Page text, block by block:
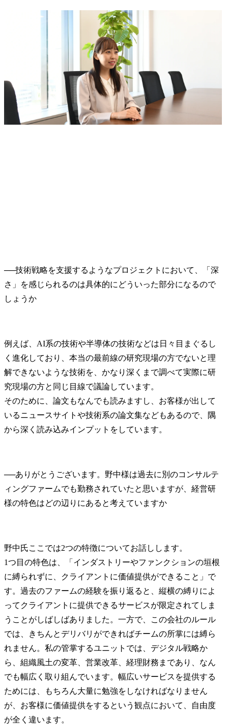
──技術戦略を支援するようなプロジェクトにおいて、「深
さ」を感じられるのは具体的にどういった部分になるので
例えば、AI系の技術や半導体の技術などは日々目まぐるし
く進化しており、本当の最前線の研究現場の方でないと理
解できないような技術を、かなり深くまで調べて実際に研
究現場の方と同じ目線で議論しています。
そのために、論文もなんでも読みますし、お客様が出して
いるニュースサイトや技術系の論文集などもあるので、隅
から深く読み込みインプットをしています。
──ありがとうございます。野中様は過去に別のコンサルテ
ィングファームでも勤務されていたと思いますが、経営研
野中氏ここでは2つの特徴についてお話しします。
1つ目の特色は、「インダストリーやファンクションの垣根
に縛られずに、クライアントに価値提供ができること」で
す。過去のファームの経験を振り返ると、縦横の縛りによ
ってクライアントに提供できるサービスが限定されてしま
うことがしばしばありました。一方で、この会社のルール
では、きちんとデリバリができればチームの所掌には縛ら
れません。私の管掌するユニットでは、デジタル戦略か
ら、組織風土の変革、営業改革、経理財務まであり、なん
でも幅広く取り組んでいます。幅広いサービスを提供する
ためには、もちろん大量に勉強をしなければなりません
が、お客様に価値提供をするという観点において、自由度
が全く違います。